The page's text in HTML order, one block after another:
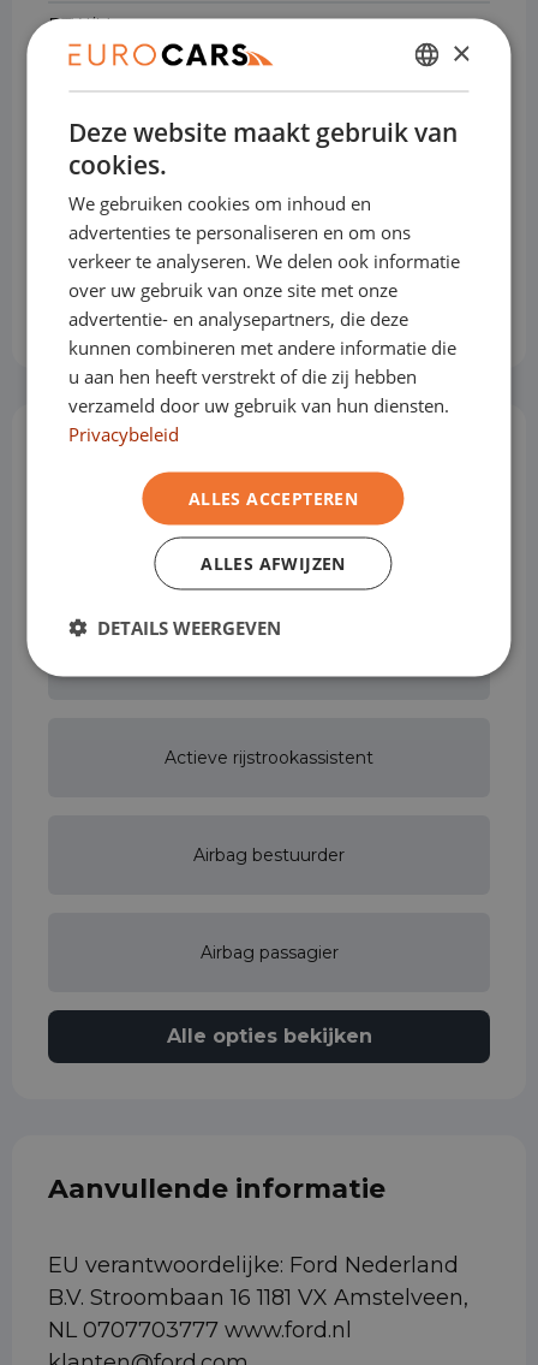
BTW/Marge BTW
Brandstof Benzine
Transmissie Handgeschakeld
Gewicht
Max. trekgewicht 1.100 kg
Cilinderinhoud 999 cm³
Voertuigbreedte
Achterbank in delen neerklapbaar
Actieve rijstrookassistent
Airbag bestuurder
Airbag passagier
Alle opties bekijken
Aanvullende informatie
EU verantwoordelijke: Ford Nederland
B.V. Stroombaan 16 1181 VX Amstelveen,
NL 0707703777 www.ford.nl
DUTCH
ENGLISH
×
Deze website maakt gebruik van
cookies.
We gebruiken cookies om inhoud en
advertenties te personaliseren en om ons
verkeer te analyseren. We delen ook informatie
over uw gebruik van onze site met onze
advertentie- en analysepartners, die deze
kunnen combineren met andere informatie die
u aan hen heeft verstrekt of die zij hebben
verzameld door uw gebruik van hun diensten.
Privacybeleid
ALLES ACCEPTEREN
ALLES AFWIJZEN
DETAILS WEERGEVEN